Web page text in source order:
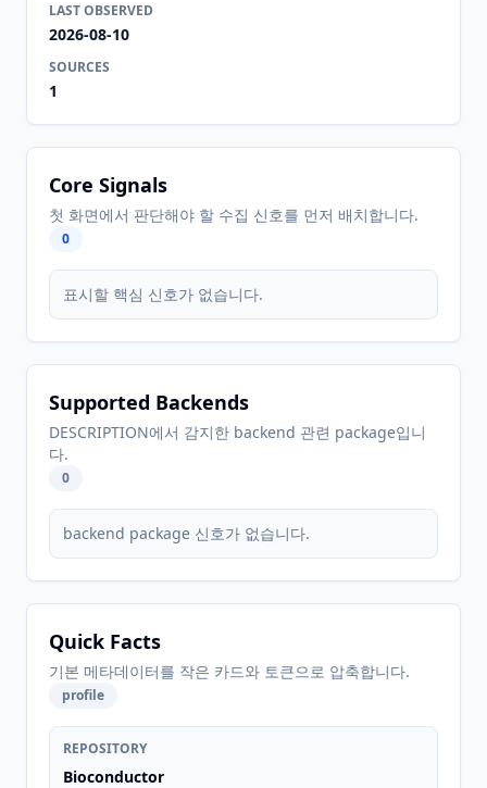
LAST OBSERVED
2026-08-10
SOURCES
1
Core Signals
첫 화면에서 판단해야 할 수집 신호를 먼저 배치합니다.
0
표시할 핵심 신호가 없습니다.
Supported Backends
DESCRIPTION에서 감지한 backend 관련 package입니
다.
0
backend package 신호가 없습니다.
Quick Facts
기본 메타데이터를 작은 카드와 토큰으로 압축합니다.
profile
REPOSITORY
Bioconductor